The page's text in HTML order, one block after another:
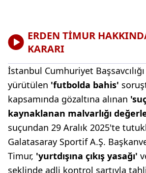
ERDEN TİMUR
KARARI
İstanbul Cumhuriyet
yürütülen 'futbolda bahis'
kapsamında gözaltına alınan
kaynaklanan malvarlığı
suçundan 29 Aralık 2025'te
Galatasaray Sportif A.Ş.
Timur, 'yurtdışına çıkış yasağı'
şeklinde adli kontrol şartıyla